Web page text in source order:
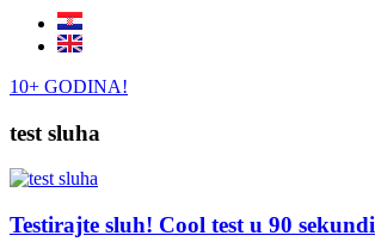
10+ GODINA!
test sluha
Testirajte sluh! Cool test u 90 sekundi